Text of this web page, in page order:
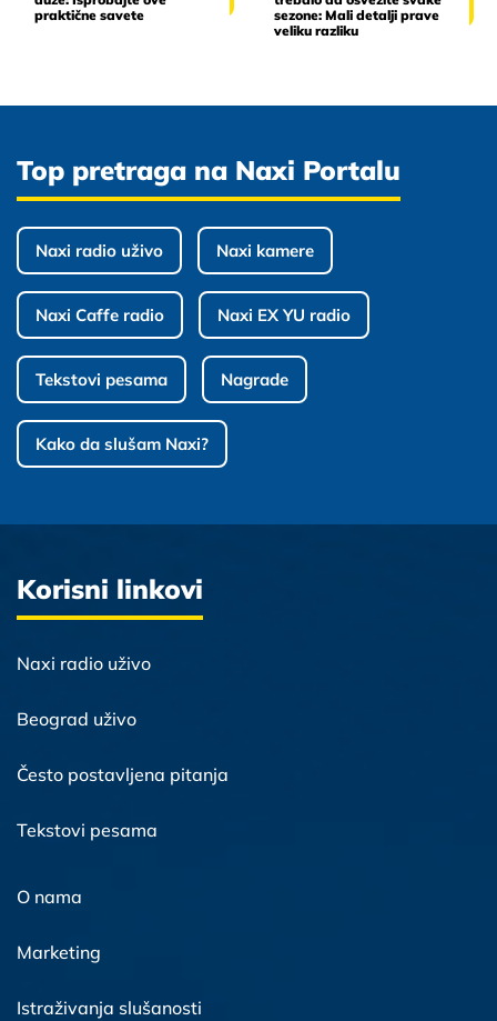
praktične savete
sezone: Mali detalji prave
veliku razliku
Top pretraga na Naxi Portalu
Naxi radio uživo Naxi kamere
Naxi Caffe radio Naxi EX YU radio
Tekstovi pesama Nagrade
Kako da slušam Naxi?
Korisni linkovi
Naxi radio uživo
Beograd uživo
Često postavljena pitanja
Tekstovi pesama
O nama
Marketing
Istraživanja slušanosti